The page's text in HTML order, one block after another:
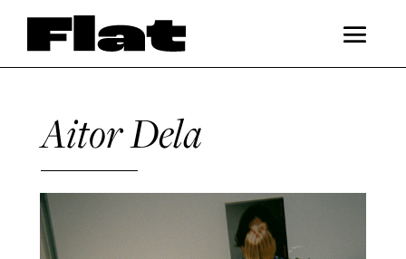
Aitor Dela